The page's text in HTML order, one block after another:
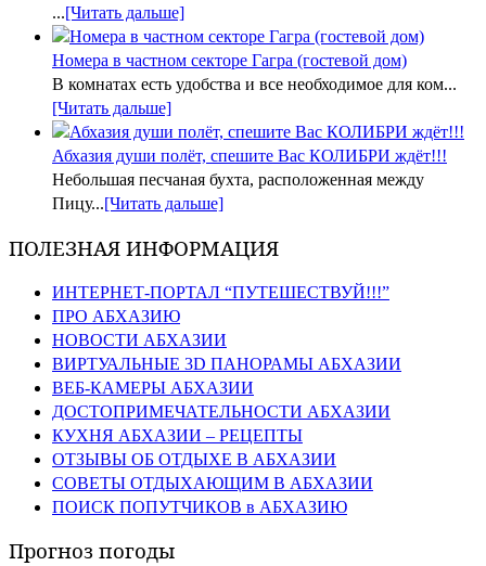
...[Читать дальше]
Номера в частном секторе Гагра (гостевой дом)
В комнатах есть удобства и все необходимое для ком...
[Читать дальше]
Абхазия души полёт, спешите Вас КОЛИБРИ ждёт!!!
Небольшая песчаная бухта, расположенная между
Пицу...[Читать дальше]
ПОЛЕЗНАЯ ИНФОРМАЦИЯ
ИНТЕРНЕТ-ПОРТАЛ “ПУТЕШЕСТВУЙ!!!”
ПРО АБХАЗИЮ
НОВОСТИ АБХАЗИИ
ВИРТУАЛЬНЫЕ 3D ПАНОРАМЫ АБХАЗИИ
ВЕБ-КАМЕРЫ АБХАЗИИ
ДОСТОПРИМЕЧАТЕЛЬНОСТИ АБХАЗИИ
КУХНЯ АБХАЗИИ – РЕЦЕПТЫ
ОТЗЫВЫ ОБ ОТДЫХЕ В АБХАЗИИ
СОВЕТЫ ОТДЫХАЮЩИМ В АБХАЗИИ
ПОИСК ПОПУТЧИКОВ в АБХАЗИЮ
Прогноз погоды